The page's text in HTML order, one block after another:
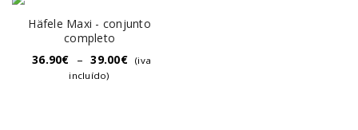
Häfele Maxi - conjunto
completo
36.90€ – 39.00€
(iva
incluído)